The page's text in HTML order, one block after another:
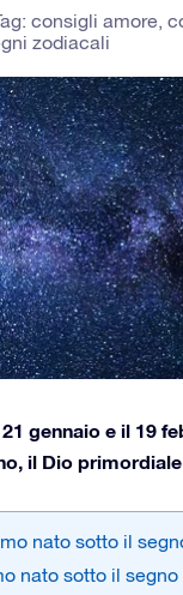
consigli amore,
zodiacali
gennaio e il 19
il Dio
nato sotto il
nato sotto il segno